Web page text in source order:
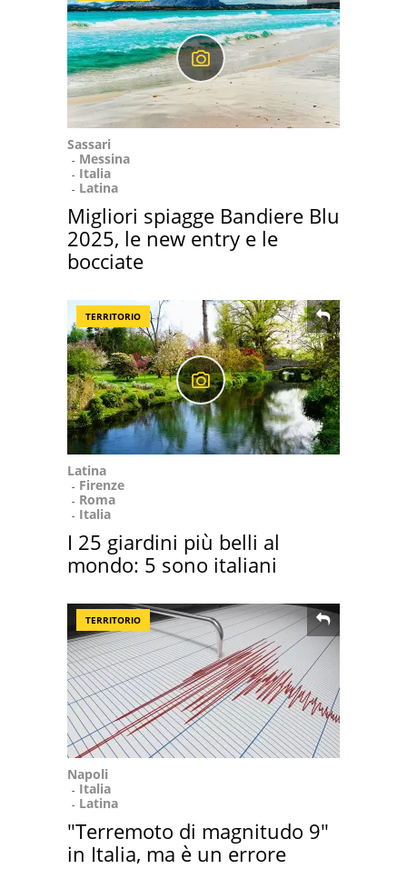
Sassari
Messina
Italia
Latina
Migliori spiagge Bandiere Blu
2025, le new entry e le
bocciate
TERRITORIO
Latina
Firenze
Roma
Italia
I 25 giardini più belli al
mondo: 5 sono italiani
TERRITORIO
Napoli
Italia
Latina
"Terremoto di magnitudo 9"
in Italia, ma è un errore